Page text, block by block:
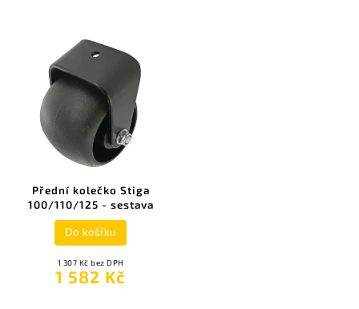
Přední kolečko Stiga
100/110/125 - sestava
1 307 Kč bez DPH
1 582 Kč
Do košíku